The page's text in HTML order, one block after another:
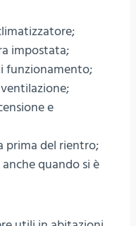
impostata;
funzionamento;
e
prima del rientro;
quando si è